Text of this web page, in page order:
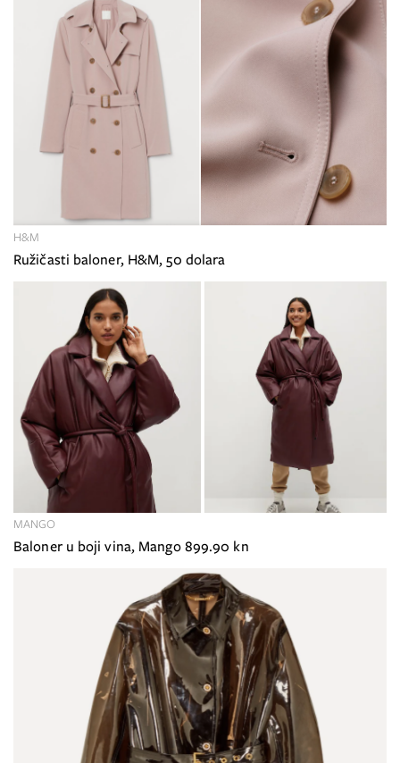
Ružičasti baloner, H&M, 50 dolara
H&M
Baloner u boji vina, Mango 899.90 kn
MANGO